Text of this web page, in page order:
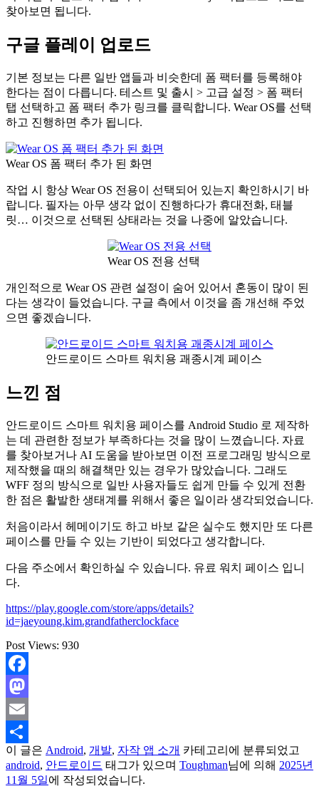
찾아보면 됩니다.
구글 플레이 업로드
기본 정보는 다른 일반 앱들과 비슷한데 폼 팩터를 등록해야
한다는 점이 다릅니다. 테스트 및 출시 > 고급 설정 > 폼 팩터
탭 선택하고 폼 팩터 추가 링크를 클릭합니다. Wear OS를 선택
하고 진행하면 추가 됩니다.
Wear OS 폼 팩터 추가 된 화면
작업 시 항상 Wear OS 전용이 선택되어 있는지 확인하시기 바
랍니다. 필자는 아무 생각 없이 진행하다가 휴대전화, 태블
릿… 이것으로 선택된 상태라는 것을 나중에 알았습니다.
Wear OS 전용 선택
개인적으로 Wear OS 관련 설정이 숨어 있어서 혼동이 많이 된
다는 생각이 들었습니다. 구글 측에서 이것을 좀 개선해 주었
으면 좋겠습니다.
안드로이드 스마트 워치용 괘종시계 페이스
느낀 점
안드로이드 스마트 워치용 페이스를 Android Studio 로 제작하
는 데 관련한 정보가 부족하다는 것을 많이 느꼈습니다. 자료
를 찾아보거나 AI 도움을 받아보면 이전 프로그래밍 방식으로
제작했을 때의 해결책만 있는 경우가 많았습니다. 그래도
WFF 정의 방식으로 일반 사용자들도 쉽게 만들 수 있게 전환
한 점은 활발한 생태계를 위해서 좋은 일이라 생각되었습니다.
처음이라서 헤메이기도 하고 바보 같은 실수도 했지만 또 다른
페이스를 만들 수 있는 기반이 되었다고 생각합니다.
다음 주소에서 확인하실 수 있습니다. 유료 워치 페이스 입니
다.
https://play.google.com/store/apps/details?
id=jaeyoung.kim.grandfatherclockface
Post Views: 930
Facebook
Mastodon
Email
Share
이 글은 Android, 개발, 자작 앱 소개 카테고리에 분류되었고
android, 안드로이드 태그가 있으며 Toughman님에 의해 2025년
11월 5일에 작성되었습니다.